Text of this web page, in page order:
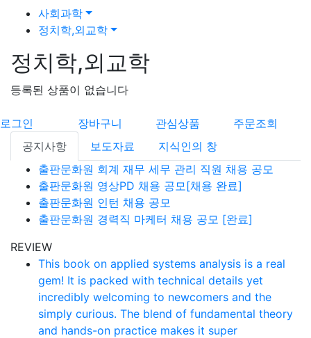
사회과학
정치학,외교학
정치학,외교학
등록된 상품이 없습니다
로그인 장바구니 관심상품
주문조회
공지사항
보도자료
지식인의 창
출판문화원 회계 재무 세무 관리 직원 채용 공모
출판문화원 영상PD 채용 공모[채용 완료]
출판문화원 인턴 채용 공모
출판문화원 경력직 마케터 채용 공모 [완료]
REVIEW
This book on applied systems analysis is a real
gem! It is packed with technical details yet
incredibly welcoming to newcomers and the
simply curious. The blend of fundamental theory
and hands-on practice makes it super